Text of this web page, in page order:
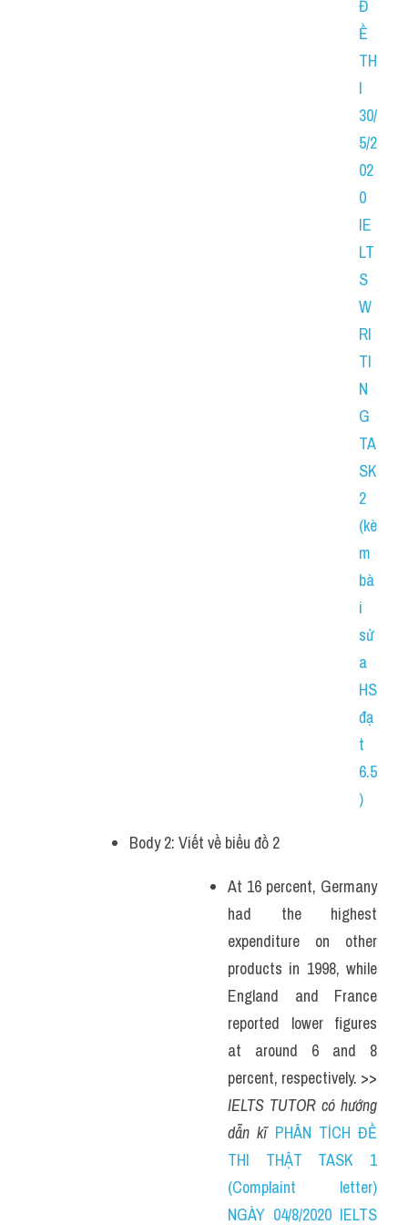
Đ
Ề
TH
I
30/
5/2
02
0
IE
LT
S
W
RI
TI
N
G
TA
SK
2
(kè
m
bà
i
sử
a
HS
đạ
t
6.5
)
Body 2: Viết về biểu đồ 2
At 16 percent, Germany
had the highest
expenditure on other
products in 1998, while
England and France
reported lower figures
at around 6 and 8
IELTS TUTOR có hướng
dẫn kĩ PHÂN TÍCH ĐỀ
THI THẬT TASK 1
(Complaint letter)
NGÀY 04/8/2020 IELTS